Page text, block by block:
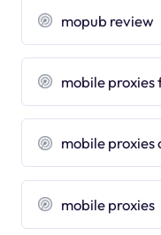
mopub review
mobile
mobile proxies
mobile proxies